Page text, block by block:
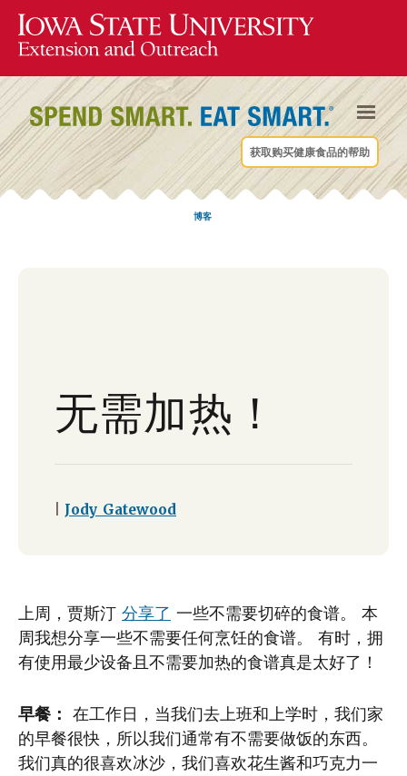
获取购买健康食品的帮助
博客
无需加热！
Jody Gatewood
上周，贾斯汀 分享了 一些不需要切碎的食谱。 本
周我想分享一些不需要任何烹饪的食谱。 有时，拥
有使用最少设备且不需要加热的食谱真是太好了！
早餐： 在工作日，当我们去上班和上学时，我们家
的早餐很快，所以我们通常有不需要做饭的东西。
我们真的很喜欢冰沙，我们喜欢花生酱和巧克力一